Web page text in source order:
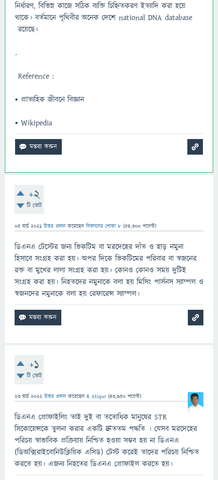
নির্ধারণ, বিভিন্ন কাজে সঠিক ব্যক্তি চিহ্নিতকরণ ইত্যাদি করা হয়ে
থাকে। বর্তমানে পৃথিবীর অনেক দেশে national DNA database
রয়েছে।
.
Reference :
▪ প্রাত্যহিক জীবনে বিজ্ঞান
▪ Wikipedia
+2
টি ভোট
05 মার্চ 2021 উত্তর প্রদান করেছেনবিজ্ঞানের পোকা ৮ (54,300 পয়েন্ট)
ডিএনএ টেস্টের জন্য ভিকটিম বা মরদেহের দাঁত ও হাড় নমুনা
হিসাবে সংগ্রহ করা হয়। অপর দিকে ভিকটিমের পরিবার বা স্বজনের
রক্ত বা মুখের লালা সংগ্রহ করা হয়। কোনও কোনও সময় দুটিই
সংগ্রহ করা হয়। নিহতদের নমুনাকে বলা হয় মিসিং পার্সনস স্যাম্পল ও
স্বজনদের নমুনাকে বলা হয় রেফারেন্স স্যাম্পল।
+1
টি ভোট
23 মার্চ 2022 উত্তর প্রদান করেছেন R Atiqur (43,950 পয়েন্ট)
ডিএনএ প্রোফাইলিং তাই দুই বা ততোধিক মানুষের STR
সিকোয়েন্সকে তুলনা করার একটি দ্রুততম পদ্ধতি । যেসব মরদেহের
পরিচয় স্বাভাবিক প্রক্রিয়ায় নিশ্চিত হওয়া সম্ভব হয় না ডিএনএ
(ডিঅক্সিরাইবোনিউক্লিয়িক এসিড) টেস্ট করেই তাদের পরিচয় নিশ্চিত
করতে হয়। এজন্য নিহতের ডিএনএ প্রোফাইল করতে হয়।